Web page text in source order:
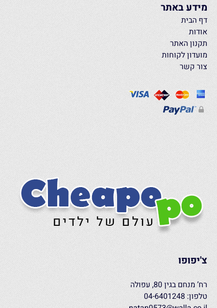
מידע באתר
דף הבית
אודות
תקנון האתר
מועדון לקוחות
צור קשר
צ'יפופו
רח’ מנחם בגין 80, עפולה
טלפון: 04-6401248